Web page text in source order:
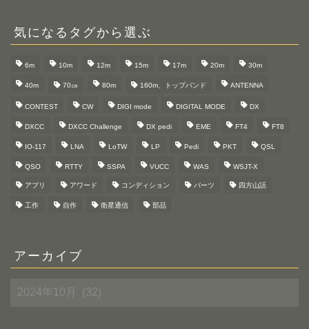
気になるタグから選ぶ
6m 10m 12m 15m 17m 20m 30m
40m 70㎝ 80m 160m、トップバンド ANTENNA
CONTEST CW DIGI mode DIGITAL MODE DX
DXCC DXCC Challenge DX pedi EME FT4 FT8
IO-117 LNA LoTW LP Pedi PKT QSL
QSO RTTY SSPA VUCC WAS WSJT-X
アプリ アワード コンディション パーツ 四方山話
工作 自作 衛星通信 部品
アーカイブ
ー